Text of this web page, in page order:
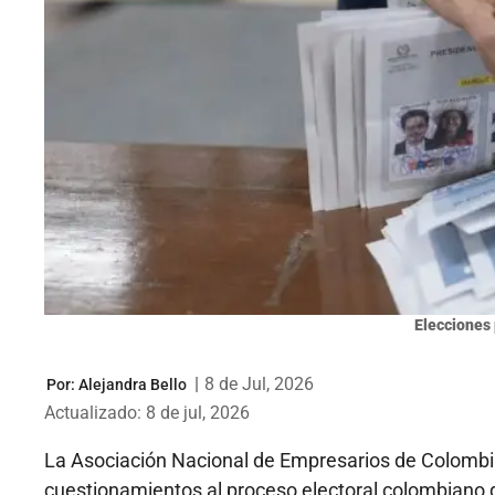
Elecciones
Por: Alejandra Bello | 8 de Jul, 2026
Actualizado: 8 de jul, 2026
La Asociación Nacional de Empresarios de
cuestionamientos al proceso electoral colombiano